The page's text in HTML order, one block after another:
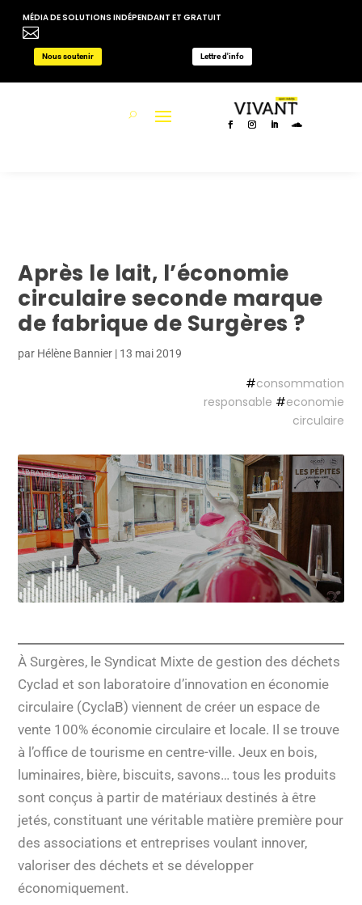
MÉDIA DE SOLUTIONS INDÉPENDANT ET GRATUIT

Nous soutenir Lettre d'info
Après le lait, l’économie
circulaire seconde marque
de fabrique de Surgères ?
par Hélène Bannier | 13 mai 2019
#consommation
responsable #economie
circulaire
À Surgères, le Syndicat Mixte de gestion des déchets
Cyclad et son laboratoire d’innovation en économie
circulaire (CyclaB) viennent de créer un espace de
vente 100% économie circulaire et locale. Il se trouve
à l’office de tourisme en centre-ville. Jeux en bois,
luminaires, bière, biscuits, savons… tous les produits
sont conçus à partir de matériaux destinés à être
jetés, constituant une véritable matière première pour
des associations et entreprises voulant innover,
valoriser des déchets et se développer
économiquement.